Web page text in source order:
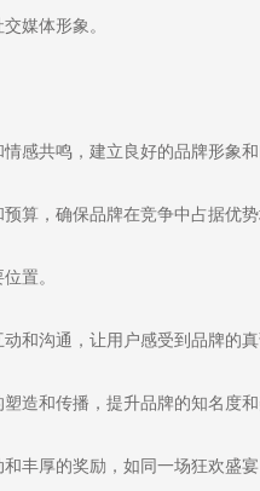
媒体形象。
感共鸣，建立良好的品牌形象和
算，确保品牌在竞争中占据优势
置。
和沟通，让用户感受到品牌的真
造和传播，提升品牌的知名度和
丰厚的奖励，如同一场狂欢盛宴